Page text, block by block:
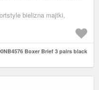
bielizna majtki,
Boxer Brief 3 pairs black